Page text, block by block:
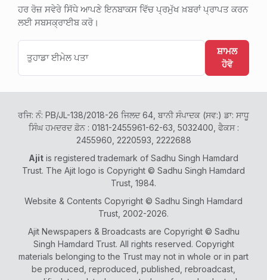
ਹਰ ਰੋਜ਼ ਸਵੇਰੇ ਸਿੱਧੇ ਆਪਣੇ ਇਨਬਾਕਸ ਵਿੱਚ ਪ੍ਰਮੁੱਖ ਖ਼ਬਰਾਂ ਪ੍ਰਾਪਤ ਕਰਨ
ਲਈ ਸਬਸਕ੍ਰਾਈਬ ਕਰੋ।
ਸ਼ਾਮਲ
ਹੋਵੋ
ਰਜਿ: ਨੰ: PB/JL-138/2018-26 ਜਿਲਦ 64, ਬਾਨੀ ਸੰਪਾਦਕ (ਸਵ:) ਡਾ: ਸਾਧੂ
ਸਿੰਘ ਹਮਦਰਦ ਫ਼ੋਨ : 0181-2455961-62-63, 5032400, ਫੈਕਸ :
2455960, 2220593, 2222688
Ajit is registered trademark of Sadhu Singh Hamdard
Trust. The Ajit logo is Copyright © Sadhu Singh Hamdard
Trust, 1984.
Website & Contents Copyright © Sadhu Singh Hamdard
Trust, 2002-2026.
Ajit Newspapers & Broadcasts are Copyright © Sadhu
Singh Hamdard Trust. All rights reserved. Copyright
materials belonging to the Trust may not in whole or in part
be produced, reproduced, published, rebroadcast,